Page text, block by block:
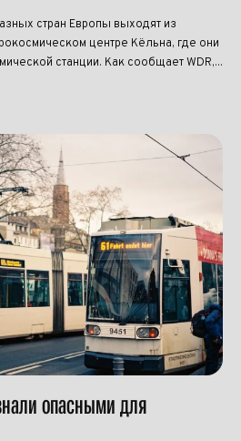
стран Европы выходят из
центре Кёльна, где они
станции. Как сообщает WDR,...
опасными для